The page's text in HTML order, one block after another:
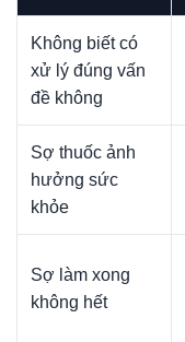
Không biết có
xử lý đúng vấn
đề không
Sợ thuốc ảnh
hưởng sức
khỏe
Sợ làm xong
không hết